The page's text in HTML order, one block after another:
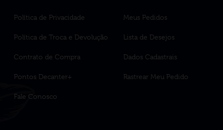
Política de Privacidade
Política de Troca e Devolução
Contrato de Compra
Pontos Decanter+
Fale Conosco
Meus Pedidos
Lista de Desejos
Dados Cadastrais
Rastrear Meu Pedido